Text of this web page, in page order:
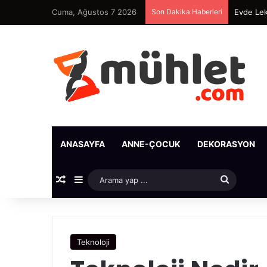
Cuma, Ağustos 7 2026 Son Dakika Haberleri Evde
ANASAYFA ANNE-ÇOCUK DEKORASYON
Rastgele Makale
Kenar Bölmesi
yap
Teknoloji